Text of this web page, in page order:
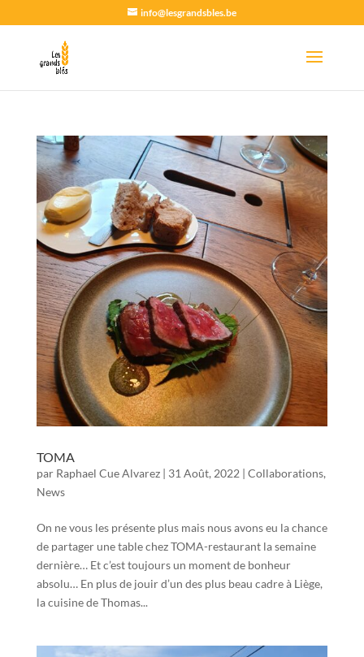
info@lesgrandsbles.be
TOMA
par Raphael Cue Alvarez| 31 Août, 2022 | Collaborations,
News
On ne vous les présente plus mais nous avons eu la chance
de partager une table chez TOMA-restaurant la semaine
dernière… Et c’est toujours un moment de bonheur
absolu… En plus de jouir d’un des plus beau cadre à Liège,
la cuisine de Thomas...